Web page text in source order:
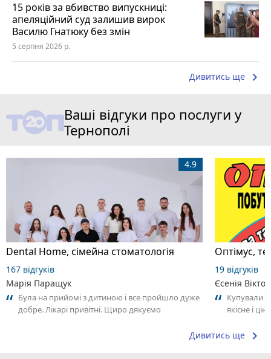
15 років за вбивство випускниці:
апеляційний суд залишив вирок
Василю Гнатюку без змін
5 серпня 2026 р.
Дивитись ще keyboard_arrow_right
Ваші відгуки про послуги у
Тернополі
Dental Home, сімейна стоматологія
4.9
167 відгуків
Марія Паращук
Була на прийомі з дитиною і все пройшло дуже
добре. Лікарі привітні. Щиро дякуємо
Оптімус,
19 відгуків
Єсенія
Купували
якісне і
Дивитись ще keyboard_arrow_right